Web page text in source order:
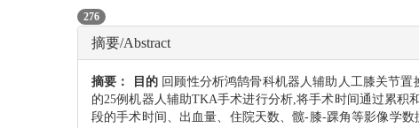
276
摘要/Abstract
摘要： 目的 回顾性分析鸿鹄骨科机器人辅助人工膝关节
的25例机器人辅助TKA手术进行分析,将手术时间通过累
段的手术时间、出血量、住院天数、髋-膝-踝角等影像学数